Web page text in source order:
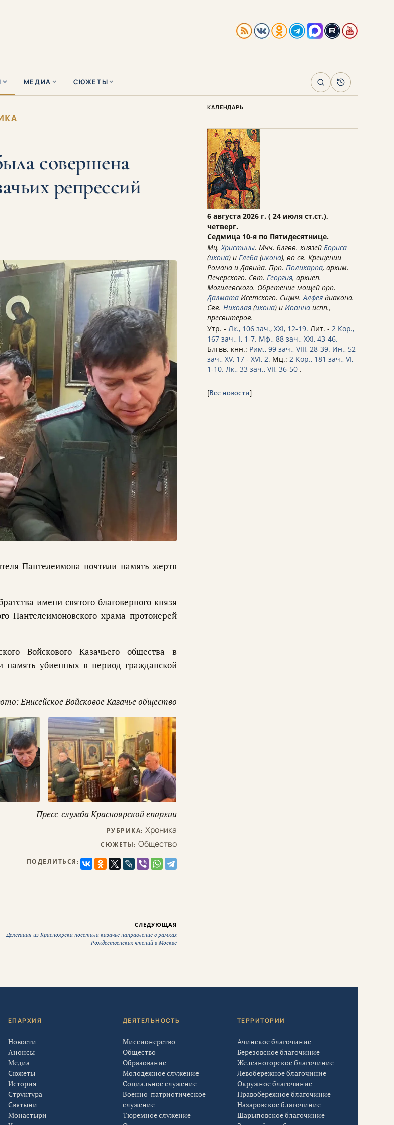
МЕДИА СЮЖЕТЫ ПоискАрхив
совершена
репрессий
Пантелеимона почтили память жертв
имени святого благоверного князя
Пантелеимоновского храма протоиерей
Войскового Казачьего общества в
память убиенных в период гражданской
Енисейское Войсковое Казачье общество
Пресс-служба Красноярской епархии
РУБРИКА: Хроника
СЮЖЕТЫ: Общество
ПОДЕЛИТЬСЯ:
СЛЕДУЮЩАЯ
Делегация из Красноярска посетила казачье направление в рамках
Рождественских чтений в Москве
КАЛЕНДАРЬ
6 августа 2026 г. ( 24 июля ст.ст.),
четверг.
Седмица 10-я по Пятидесятнице.
Мц.Христины. Мчч. блгвв. князей Бориса
(икона) и Глеба (икона), во св. Крещении
Романа и Давида. Прп. Поликарпа, архим.
Печерского. Свт. Георгия, архиеп.
Могилевского. Обретение мощей прп.
Далмата Исетского. Сщмч.Алфея диакона.
Свв. Николая (икона) и Иоанна испп.,
пресвитеров.
Утр. - Лк., 106 зач., XXI, 12-19. Лит. - 2 Кор.,
167 зач., I, 1-7. Мф., 88 зач., XXI, 43-46.
Блгвв. кнн.: Рим., 99 зач., VIII, 28-39. Ин., 52
зач., XV, 17 - XVI, 2. Мц.: 2 Кор., 181 зач., VI,
1-10. Лк., 33 зач., VII, 36-50 .
[Все новости]
ЕПАРХИЯ
Новости
Анонсы
Медиа
Сюжеты
История
Структура
Святыни
Монастыри
ДЕЯТЕЛЬНОСТЬ
Миссионерство
Общество
Образование
Молодежное служение
Социальное служение
Военно-патриотическое
служение
Тюремное служение
ТЕРРИТОРИИ
Ачинское благочиние
Березовское благочиние
Железногорское благочиние
Левобережное благочиние
Окружное благочиние
Правобережное благочиние
Назаровское благочиние
Шарыповское благочиние